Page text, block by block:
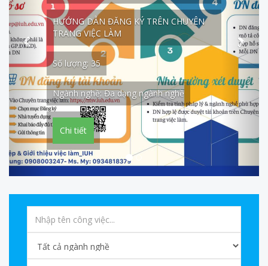
HƯỚNG DẪN ĐĂNG KÝ TRÊN CHUYÊN
TRANG VIỆC LÀM
Số lượng: 35
Ngành nghề: Đa dạng ngành nghề
Chi tiết